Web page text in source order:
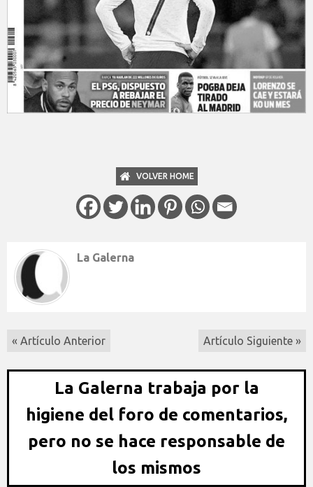
VOLVER HOME
La Galerna
« Artículo Anterior Artículo Siguiente »
La Galerna trabaja por la
higiene del foro de comentarios,
pero no se hace responsable de
los mismos